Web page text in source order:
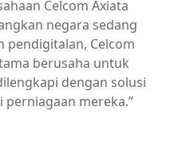
Celcom Axiata
negara sedang
pendigitalan, Celcom
berusaha untuk
dengan solusi
mereka.”